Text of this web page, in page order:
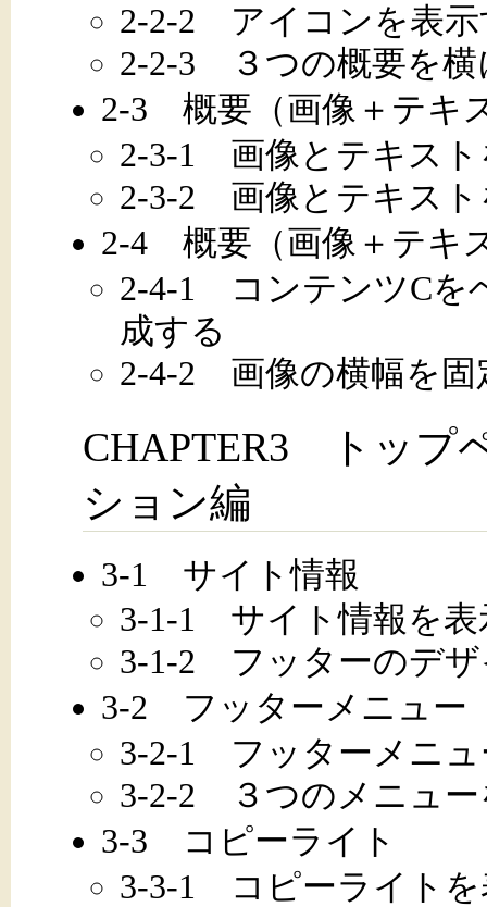
2-2-2 アイコンを表示
2-2-3 ３つの概要を横
2-3 概要（画像＋テキ
2-3-1 画像とテキスト
2-3-2 画像とテキスト
2-4 概要（画像＋テキ
2-4-1 コンテンツCを
成する
2-4-2 画像の横幅を固
CHAPTER3 トッ
ション編
3-1 サイト情報
3-1-1 サイト情報を表
3-1-2 フッターのデザ
3-2 フッターメニュー
3-2-1 フッターメニュ
3-2-2 ３つのメニュー
3-3 コピーライト
3-3-1 コピーライトを